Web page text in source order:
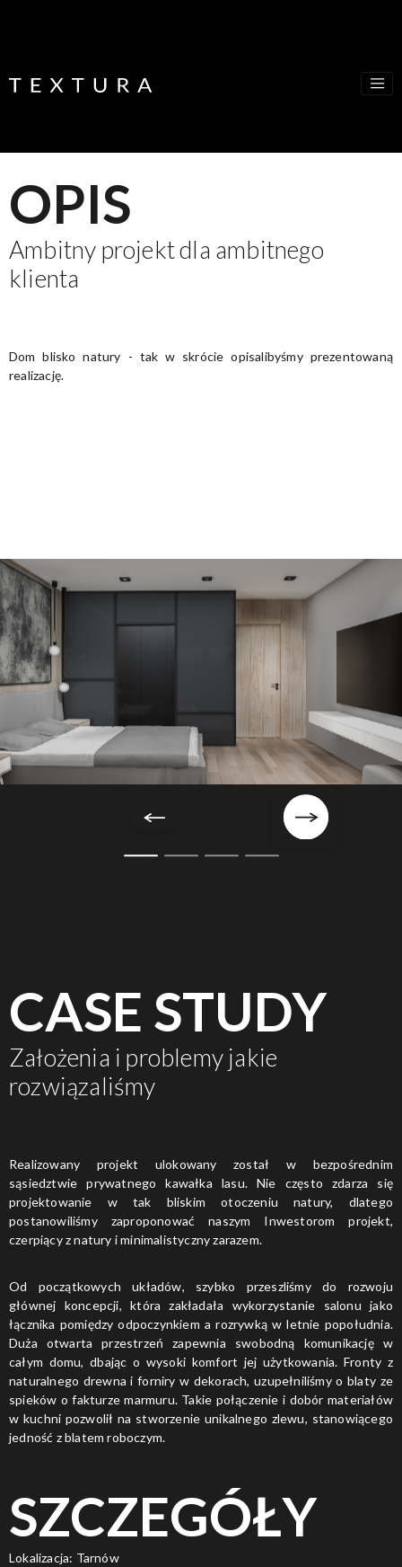
OPIS
Ambitny projekt dla ambitnego
klienta
Dom blisko natury - tak w skrócie opisalibyśmy prezentowaną
realizację.
CASE STUDY
Założenia i problemy jakie
rozwiązaliśmy
Realizowany projekt ulokowany został w bezpośrednim
sąsiedztwie prywatnego kawałka lasu. Nie często zdarza się
projektowanie w tak bliskim otoczeniu natury, dlatego
postanowiliśmy zaproponować naszym Inwestorom projekt,
czerpiący z natury i minimalistyczny zarazem.
Od początkowych układów, szybko przeszliśmy do rozwoju
głównej koncepcji, która zakładała wykorzystanie salonu jako
łącznika pomiędzy odpoczynkiem a rozrywką w letnie popołudnia.
Duża otwarta przestrzeń zapewnia swobodną komunikację w
całym domu, dbając o wysoki komfort jej użytkowania. Fronty z
naturalnego drewna i forniry w dekorach, uzupełniliśmy o blaty ze
spieków o fakturze marmuru. Takie połączenie i dobór materiałów
w kuchni pozwolił na stworzenie unikalnego zlewu, stanowiącego
jedność z blatem roboczym.
SZCZEGÓŁY
Lokalizacja: Tarnów